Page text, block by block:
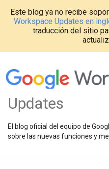
Este blog ya no recibe
Workspace Updates en
traducción del sitio
Updates
El blog oficial del equipo de
sobre las nuevas funciones y